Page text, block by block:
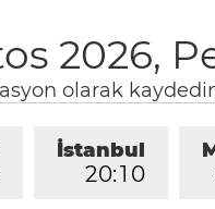
2026,
olarak
İstanbul
20:1 0